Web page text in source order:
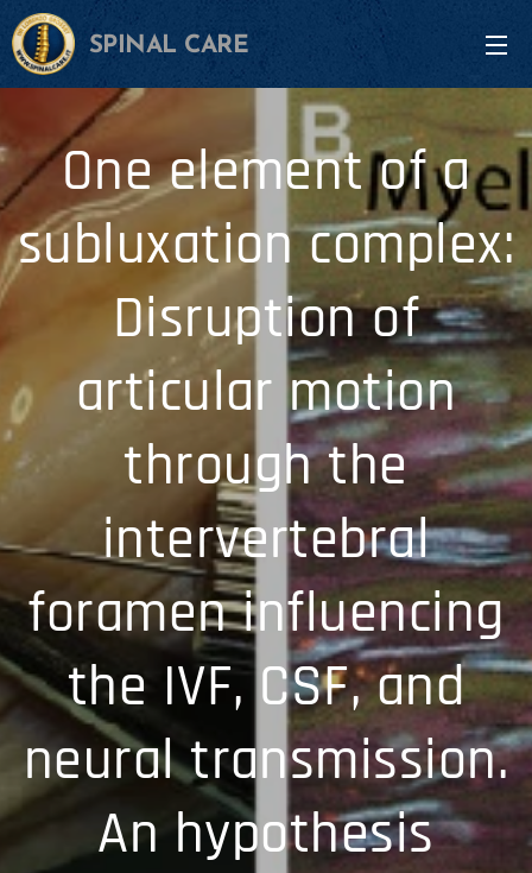
SPINAL CARE
One element of a
subluxation complex:
Disruption of
articular motion
through the
intervertebral
foramen influencing
the IVF, CSF, and
neural transmission.
An hypothesis